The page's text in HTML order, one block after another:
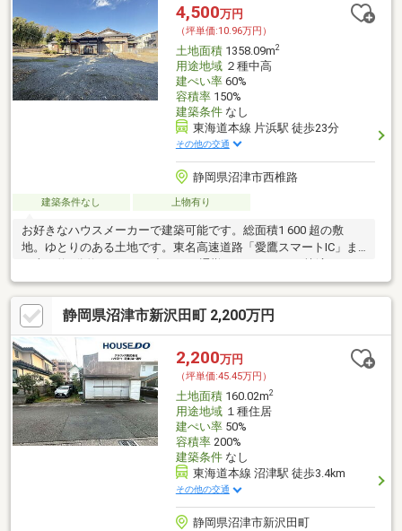
4,500万円
（坪単価:10.96万円）
土地面積1358.09m2
用途地域２種中高
建ぺい率60%
容積率150%
建築条件なし
東海道本線 片浜駅 徒歩23分
その他の交通
静岡県沼津市西椎路
建築条件なし 上物有り
お好きなハウスメーカーで建築可能です。総面積1 600 超の敷
地。ゆとりのある土地です。東名高速道路「愛鷹スマートIC」ま
セス環境です。
静岡県沼津市新沢田町 2,200万円
2,200万円
（坪単価:45.45万円）
土地面積160.02m2
用途地域１種住居
建ぺい率50%
容積率200%
建築条件なし
東海道本線 沼津駅 徒歩3.4km
その他の交通
静岡県沼津市新沢田町